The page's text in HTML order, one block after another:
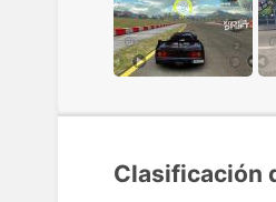
Clasificación